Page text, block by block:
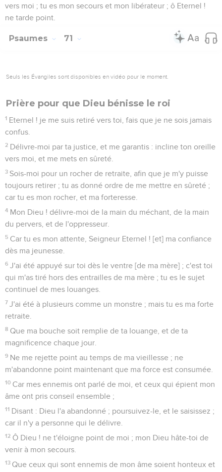
vers moi ; tu es mon secours et mon libérateur ; ô Eternel !
ne tarde point.
Psaumes 71
Seuls les Évangiles sont disponibles en vidéo pour le moment.
Prière pour que Dieu bénisse le roi
1 Eternel ! je me suis retiré vers toi, fais que je ne sois jamais
confus.
2 Délivre-moi par ta justice, et me garantis : incline ton oreille
vers moi, et me mets en sûreté.
3 Sois-moi pour un rocher de retraite, afin que je m'y puisse
toujours retirer ; tu as donné ordre de me mettre en sûreté ;
car tu es mon rocher, et ma forteresse.
4 Mon Dieu ! délivre-moi de la main du méchant, de la main
du pervers, et de l'oppresseur.
5 Car tu es mon attente, Seigneur Eternel ! [et] ma confiance
dès ma jeunesse.
6 J'ai été appuyé sur toi dès le ventre [de ma mère] ; c'est toi
qui m'as tiré hors des entrailles de ma mère ; tu es le sujet
continuel de mes louanges.
7 J'ai été à plusieurs comme un monstre ; mais tu es ma forte
retraite.
8 Que ma bouche soit remplie de ta louange, et de ta
magnificence chaque jour.
9 Ne me rejette point au temps de ma vieillesse ; ne
m'abandonne point maintenant que ma force est consumée.
10 Car mes ennemis ont parlé de moi, et ceux qui épient mon
âme ont pris conseil ensemble ;
11 Disant : Dieu l'a abandonné ; poursuivez-le, et le saisissez ;
car il n'y a personne qui le délivre.
12 Ô Dieu ! ne t'éloigne point de moi ; mon Dieu hâte-toi de
venir à mon secours.
13 Que ceux qui sont ennemis de mon âme soient honteux et